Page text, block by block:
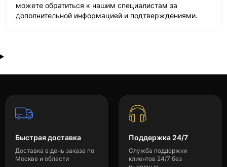
можете обратиться к нашим специалистам за
дополнительной информацией и подтверждениями.
Быстрая доставка
Доставка в день заказа по
Москве и области
Поддержка 24/7
Служба поддержки
клиентов 24/7 без